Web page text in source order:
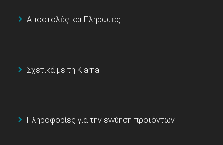
Αποστολές και Πληρωμές
Σχετικά με τη Klarna
Πληροφορίες για την εγγύηση προϊόντων